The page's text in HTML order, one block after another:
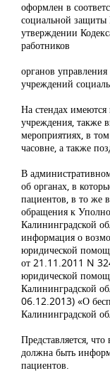
оформлен в
социальной
утверждении
работников
органов
учреждений
На стендах имеются
учреждения, также
мероприятиях, в
часовне, а также
В
об органах, в
пациентов, в то же
обращения к
Калининградской
информация о
юридической
от 21.11.2011 N
юридической
Калининградской
06.12.2013) «О
Калининградской
Представляется,
должна быть
пациентов.